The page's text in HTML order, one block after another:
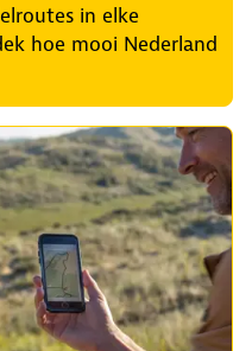
in elke
hoe mooi Nederland